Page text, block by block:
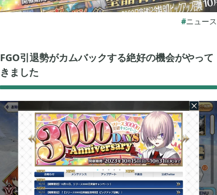
ニュース
FGO引退勢がカムバックする絶好の機会がやって
きました
ゼルダの伝説 ティアーズ オブ ザ キングダム 4
ポケモン バイオレット
グノーシア 18
ポケモンレジェンズ アルセウス 9
あつまれ どうぶつの森